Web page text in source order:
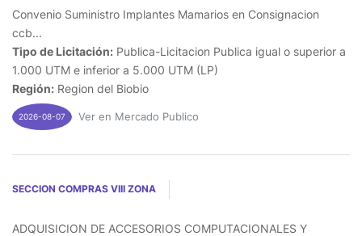
Convenio Suministro Implantes Mamarios en Consignacion
ccb...
Tipo de Licitación: Publica-Licitacion Publica igual o superior a
1.000 UTM e inferior a 5.000 UTM (LP)
Región: Region del Biobio
2026-08-07 Ver en Mercado Publico
SECCION COMPRAS VIII ZONA
ADQUISICION DE ACCESORIOS COMPUTACIONALES Y